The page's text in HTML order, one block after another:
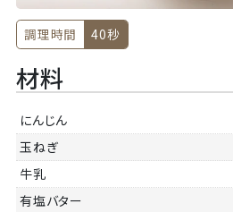
調理時間 40秒
材料
にんじん
玉ねぎ
牛乳
有塩バター